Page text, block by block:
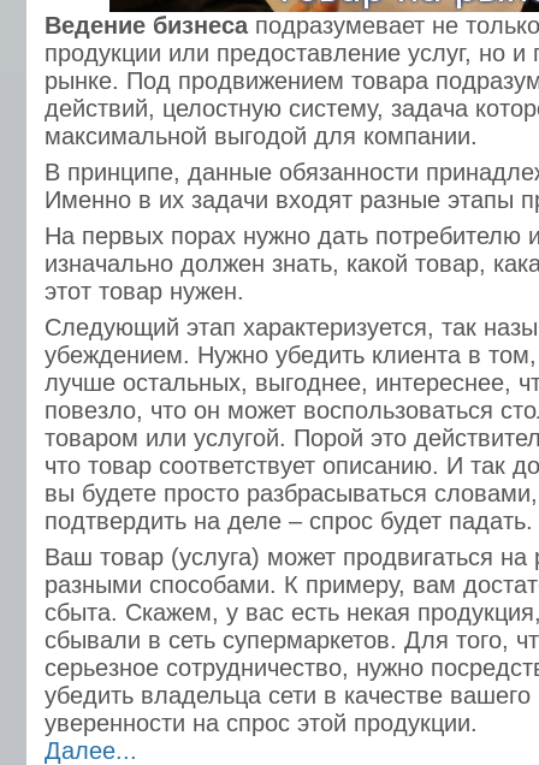
Ведение бизнеса подразумевает не
продукции или предоставление услуг, но
рынке. Под продвижением товара
действий, целостную систему, задача
максимальной выгодой для компании.
В принципе, данные обязанности
Именно в их задачи входят разные этапы
На первых порах нужно дать
изначально должен знать, какой товар,
этот товар нужен.
Следующий этап характеризуется, так
убеждением. Нужно убедить клиента в том,
лучше остальных, выгоднее, интереснее,
повезло, что он может воспользоваться
товаром или услугой. Порой это
что товар соответствует описанию. И так
вы будете просто разбрасываться
подтвердить на деле – спрос будет падать.
Ваш товар (услуга) может продвигаться
разными способами. К примеру, вам
сбыта. Скажем, у вас есть некая
сбывали в сеть супермаркетов. Для того,
серьезное сотрудничество, нужно
убедить владельца сети в качестве
уверенности на спрос этой продукции.
Далее...